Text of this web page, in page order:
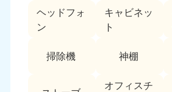
ヘッドフォ
ン
キャビネッ
ト
掃除機 神棚
オフィスチ
福島県
050-1881-5271